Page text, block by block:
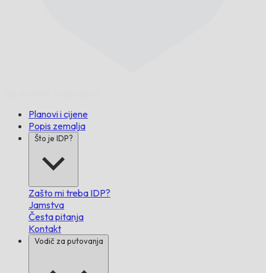
Planovi i cijene
Popis zemalja
Što je IDP?
Zašto mi treba IDP?
Jamstva
Česta pitanja
Kontakt
Vodič za putovanja